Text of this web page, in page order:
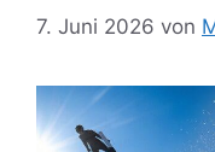
7. Juni 2026 von